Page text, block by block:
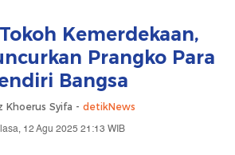
Kemerdekaan,
Prangko Para
Bangsa
Khoerus Syifa - detikNews
12 Agu 2025 21:13 WIB